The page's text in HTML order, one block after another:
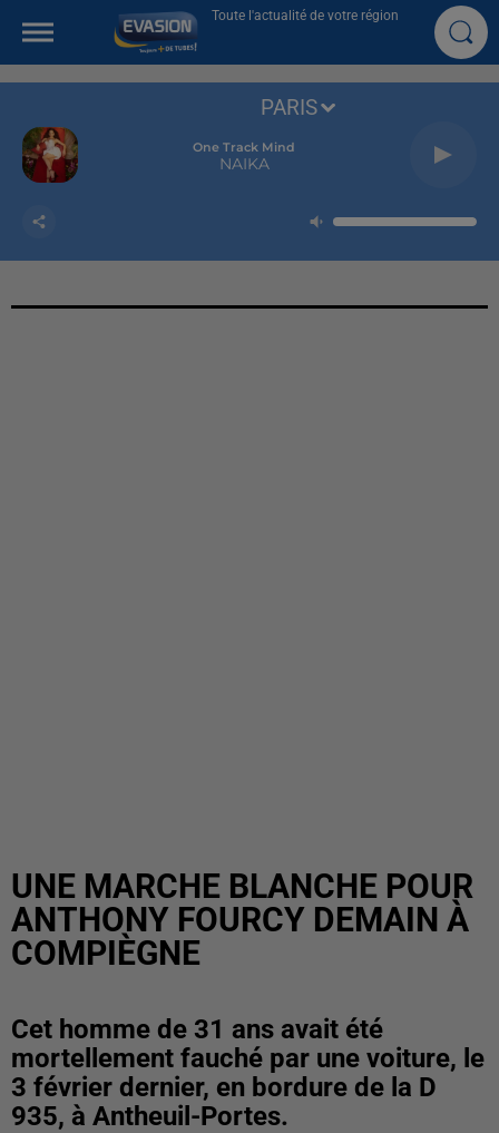
Toute l'actualité de votre région
One Track Mind
NAIKA
PARIS
UNE MARCHE BLANCHE POUR
ANTHONY FOURCY DEMAIN À
COMPIÈGNE
Cet homme de 31 ans avait été
mortellement fauché par une voiture, le
3 février dernier, en bordure de la D
935, à Antheuil-Portes.